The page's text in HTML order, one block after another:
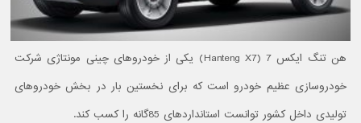
هن تنگ ایکس 7 (Hanteng X7) یکی از خودروهای چینی مونتاژی شرکت
خودروسازی عظیم خودرو است که برای نخستین بار در بخش خودروهای
تولیدی داخل کشور توانست استانداردهای 85گانه را کسب کند.